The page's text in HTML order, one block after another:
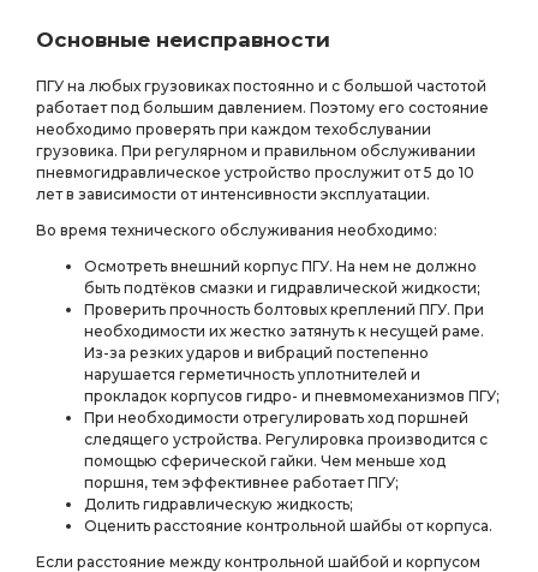
Основные неисправности
ПГУ на любых грузовиках постоянно и с большой частотой
работает под большим давлением. Поэтому его состояние
необходимо проверять при каждом техобслувании
грузовика. При регулярном и правильном обслуживании
пневмогидравлическое устройство прослужит от 5 до 10
лет в зависимости от интенсивности эксплуатации.
Во время технического обслуживания необходимо:
Осмотреть внешний корпус ПГУ. На нем не должно
быть подтёков смазки и гидравлической жидкости;
Проверить прочность болтовых креплений ПГУ. При
необходимости их жестко затянуть к несущей раме.
Из-за резких ударов и вибраций постепенно
нарушается герметичность уплотнителей и
прокладок корпусов гидро- и пневмомеханизмов ПГУ;
При необходимости отрегулировать ход поршней
следящего устройства. Регулировка производится с
помощью сферической гайки. Чем меньше ход
поршня, тем эффективнее работает ПГУ;
Долить гидравлическую жидкость;
Оценить расстояние контрольной шайбы от корпуса.
Если расстояние между контрольной шайбой и корпусом